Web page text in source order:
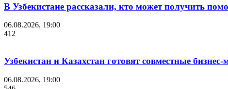
В Узбекистане рассказали, кто может получить
06.08.2026, 19:00
412
Узбекистан и Казахстан готовят совместные
06.08.2026, 19:00